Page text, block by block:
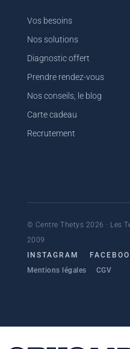
Vos besoins
Nos solutions
Diagnostic offert
Prendre rendez-vous
Nos conseils, le blog
Carte cadeau
Recrutement
© Centre Thetys 2026 · Les
2009
INSTAGRAM
Mentions légales
CGV